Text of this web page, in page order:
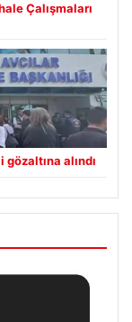
Çalışmaları
alındı